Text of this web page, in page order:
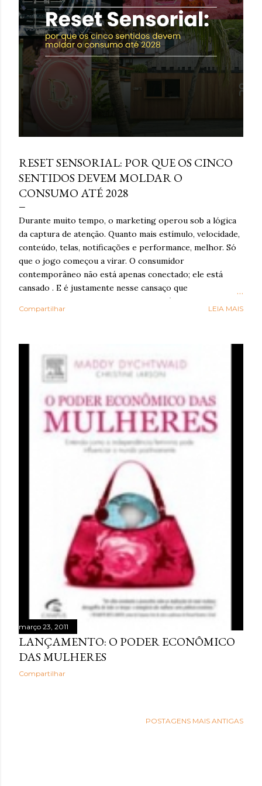
e
n
s
RESET SENSORIAL: POR QUE OS CINCO
SENTIDOS DEVEM MOLDAR O
CONSUMO ATÉ 2028
Durante muito tempo, o marketing operou sob a lógica
da captura de atenção. Quanto mais estímulo, velocidade,
conteúdo, telas, notificações e performance, melhor. Só
que o jogo começou a virar. O consumidor
contemporâneo não está apenas conectado; ele está
cansado . E é justamente nesse cansaço que o reset
sensorial ganha força: como resposta à exaustão
cognitiva e emocional provocada por anos de
WGSN define o conceito como a valorização de tato,
olfato, visão, audição e paladar como ferramentas de
bem-estar, presença e conexão . Embora o nome “reset
sensorial” esteja sendo popularizado agora, a lógica por
trás dele já aparece em outros grandes relatórios
globais. A Accenture , em Life Trends 2025 , descreve o
movimento de Social Rewilding , segundo o qual as
pessoas buscam mais profundidade, autenticidade e
riqueza sensorial nas experiências. Na pesquisa da
consultoria, 42% atribuíram sua experiência mais
prazerosa da última se...
Compartilhar LEIA MAIS
março 23, 2011
LANÇAMENTO: O PODER ECONÔMICO
DAS MULHERES
Compartilhar
POSTAGENS MAIS ANTIGAS